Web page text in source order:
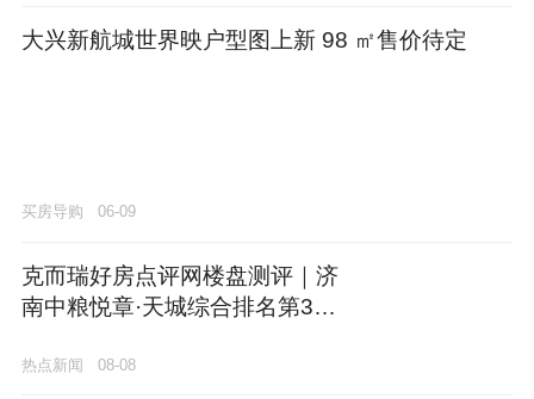
大兴新航城世界映户型图上新 98 ㎡售价待定
买房导购 06-09
克而瑞好房点评网楼盘测评｜济
南中粮悦章·天城综合排名第3
先
热点新闻 08-08